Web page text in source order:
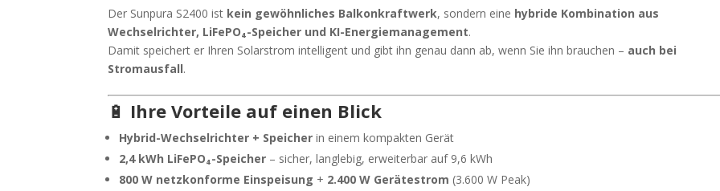
Der Sunpura S2400 ist kein gewöhnliches Balkonkraftwerk, sondern eine hybride Kombination aus
Wechselrichter, LiFePO₄-Speicher und KI-Energiemanagement.
Damit speichert er Ihren Solarstrom intelligent und gibt ihn genau dann ab, wenn Sie ihn brauchen – auch bei
Stromausfall.
🔋 Ihre Vorteile auf einen Blick
Hybrid-Wechselrichter + Speicher in einem kompakten Gerät
2,4 kWh LiFePO₄-Speicher – sicher, langlebig, erweiterbar auf 9,6 kWh
800 W netzkonforme Einspeisung + 2.400 W Gerätestrom (3.600 W Peak)